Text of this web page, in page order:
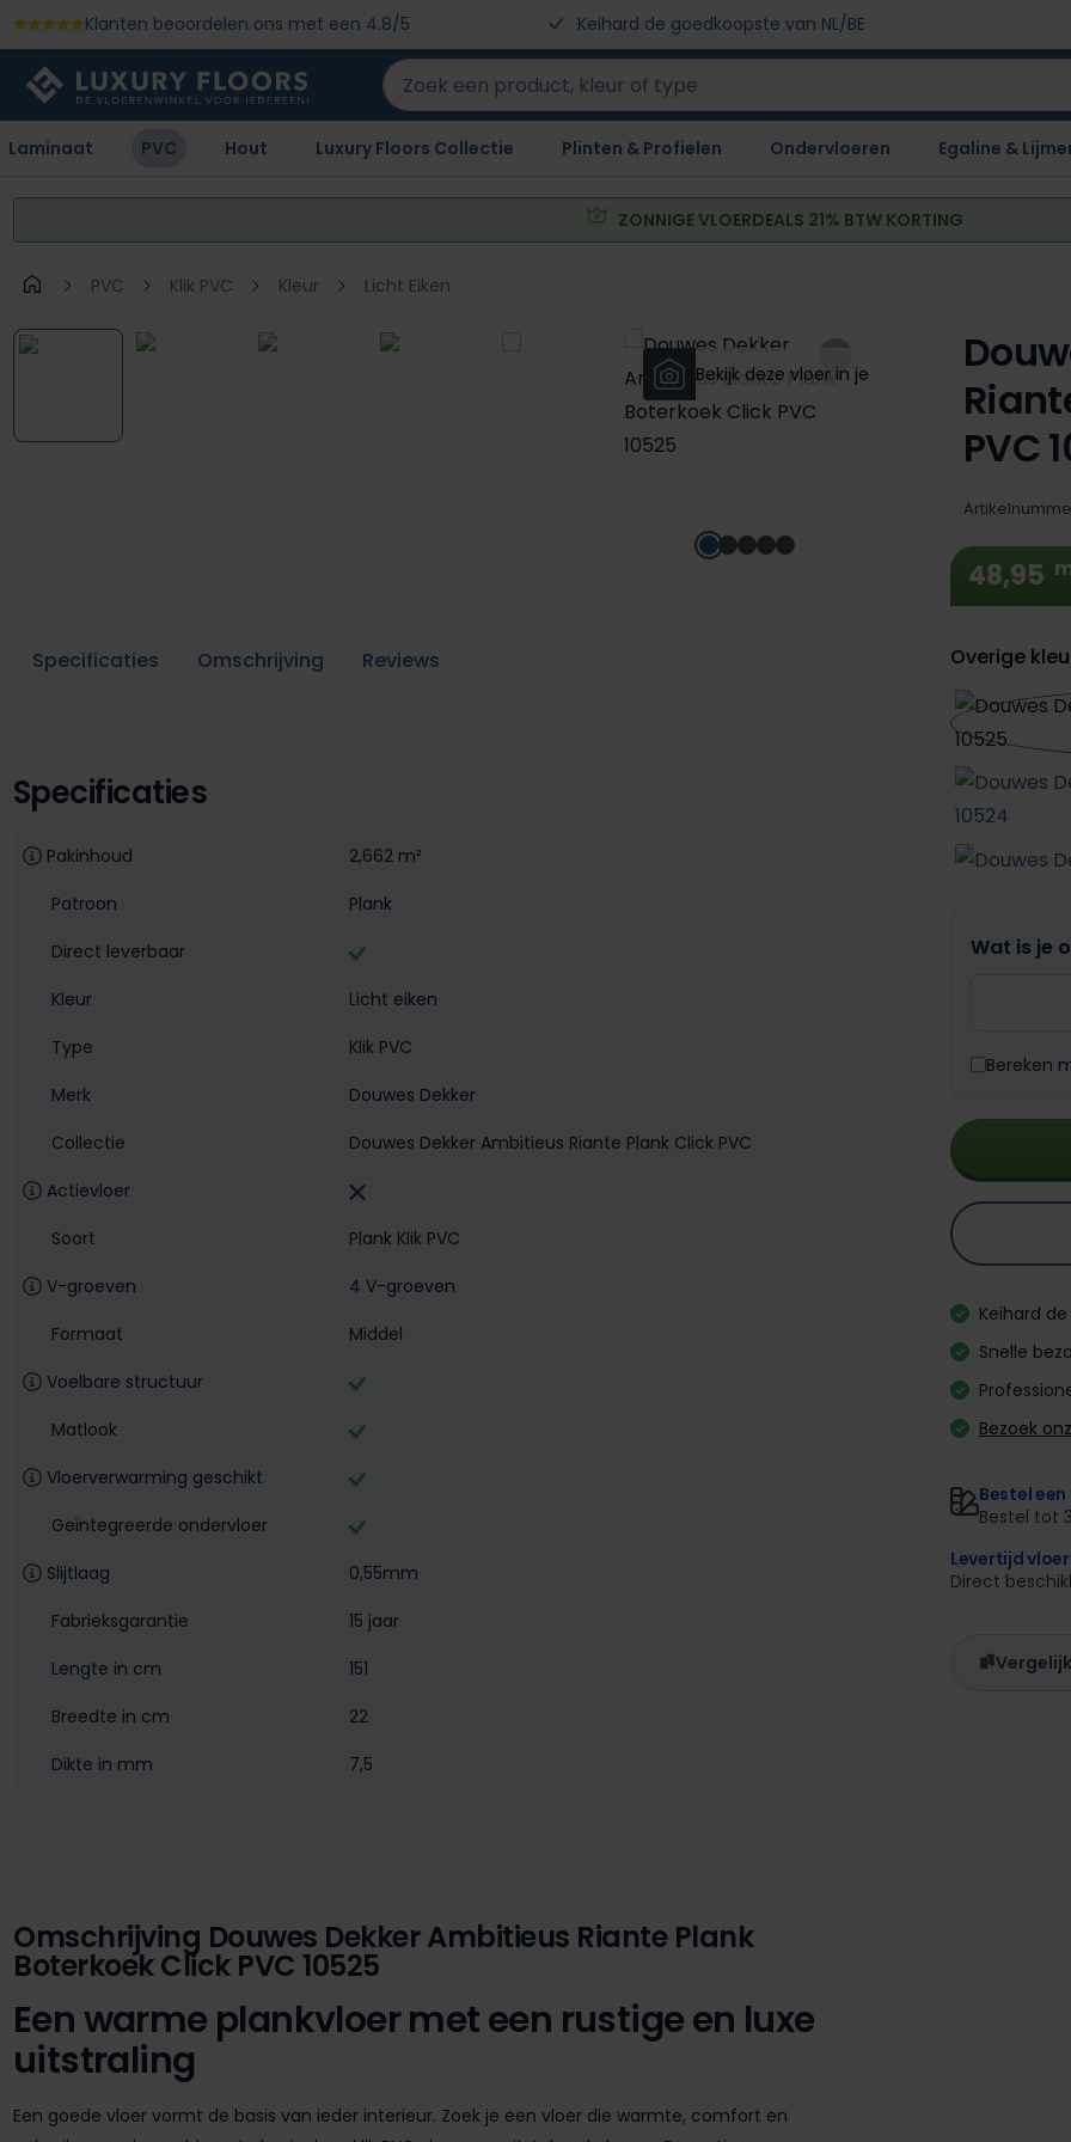
naar de hoofdinhoud
Ga naar de zoekopdracht
Ga naar de hoofdnavigatie
Klanten beoordelen ons met een 4.8/5 Keihard de goedkoopste van NL/BE
Laminaat PVC Hout Luxury Floors Collectie Plinten & Profielen Ondervloeren Egaline &
ZONNIGE VLOERDEALS 21% BTW KORTING
PVC Klik PVC Kleur Licht Eiken
Afbeeldingengalerij overslaan
Bekijk deze vloer in je eigen huis!
Specificaties Omschrijving Reviews
Specificaties
Pakinhoud
2,662 m²
Patroon
Plank
Direct leverbaar
Kleur
Licht eiken
Type
Klik PVC
Merk
Douwes Dekker
Collectie
Douwes Dekker Ambitieus Riante Plank Click PVC
Actievloer
Soort
Plank Klik PVC
V-groeven
4 V-groeven
Formaat
Middel
Voelbare structuur
Matlook
Vloerverwarming geschikt
Geïntegreerde ondervloer
Slijtlaag
0,55mm
Fabrieksgarantie
15 jaar
Lengte in cm
151
Breedte in cm
22
Dikte in mm
7,5
Omschrijving Douwes Dekker Ambitieus Riante Plank
Boterkoek Click PVC 10525
Een warme plankvloer met een rustige en luxe
uitstraling
Een goede vloer vormt de basis van ieder interieur. Zoek je een vloer die warmte, comfort en
PVC
48,95
Overige
Wat is je
Bereken
Keihard
Snelle
Bezoek
Bestel
Bestel tot
Levertijd
Direct